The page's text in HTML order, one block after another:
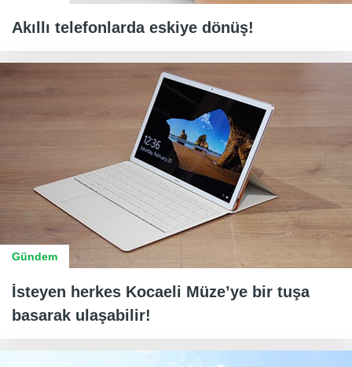
Akıllı telefonlarda eskiye dönüş!
Gündem
İsteyen herkes Kocaeli Müze’ye bir tuşa
basarak ulaşabilir!